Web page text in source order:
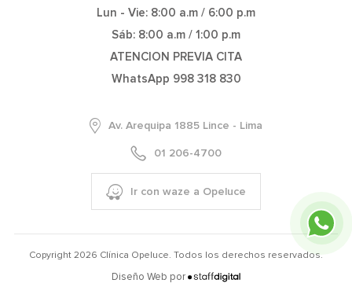
Lun - Vie: 8:00 a.m / 6:00 p.m
Sáb: 8:00 a.m / 1:00 p.m
ATENCION PREVIA CITA
WhatsApp 998 318 830
Av. Arequipa 1885 Lince - Lima
01 206-4700
Ir con waze a Opeluce
Copyright 2026 Clínica Opeluce. Todos los derechos reservados.
Diseño Web por